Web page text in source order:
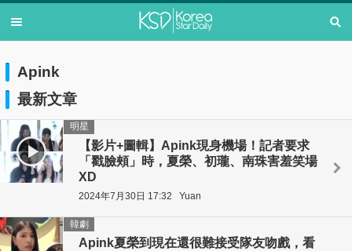
Apink
最新文章
【影片+圖輯】Apink現身機場！記者要求
「戳臉頰」時，夏榮、初瓏、南珠害羞笑場
XD
明星
2024年7月30日 17:32 Yuan
Apink夏榮到現在還很難接受隊友吻戲，看
韓劇